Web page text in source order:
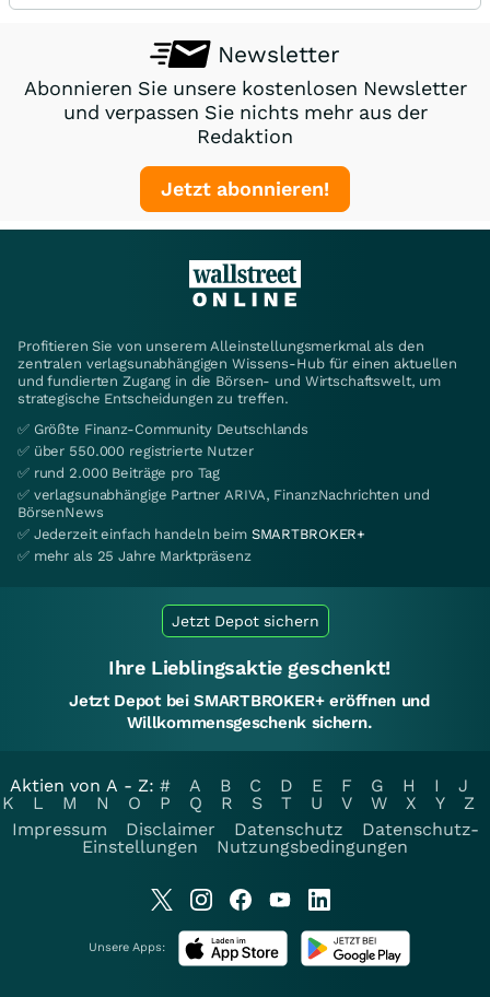
Newsletter
Abonnieren Sie unsere kostenlosen Newsletter
und verpassen Sie nichts mehr aus der
Redaktion
Jetzt abonnieren!
Profitieren Sie von unserem Alleinstellungsmerkmal als den
zentralen verlagsunabhängigen Wissens-Hub für einen aktuellen
und fundierten Zugang in die Börsen- und Wirtschaftswelt, um
strategische Entscheidungen zu treffen.
✅ Größte Finanz-Community Deutschlands
✅ über 550.000 registrierte Nutzer
✅ rund 2.000 Beiträge pro Tag
✅ verlagsunabhängige Partner ARIVA, FinanzNachrichten und
BörsenNews
✅ Jederzeit einfach handeln beim SMARTBROKER+
✅ mehr als 25 Jahre Marktpräsenz
Jetzt Depot sichern
Ihre Lieblingsaktie geschenkt!
Jetzt Depot bei SMARTBROKER+ eröffnen und
Willkommensgeschenk sichern.
Aktien von A - Z: # A B C D E F G H I
J
K
L M N O P Q R S T U V W X Y
Z
Impressum
Disclaimer Datenschutz
Datenschutz-
Einstellungen
Nutzungsbedingungen
Unsere Apps: